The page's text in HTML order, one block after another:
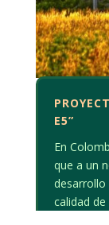
E5”
En
que a un
calidad de